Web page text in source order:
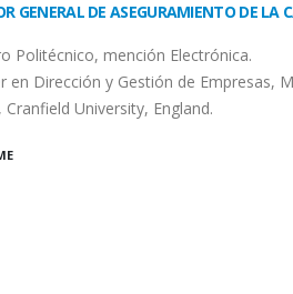
GENERAL DE ASEGURAMIENTO DE LA
Politécnico, mención Electrónica.
en Dirección y Gestión de Empresas,
Cranfield University, England.